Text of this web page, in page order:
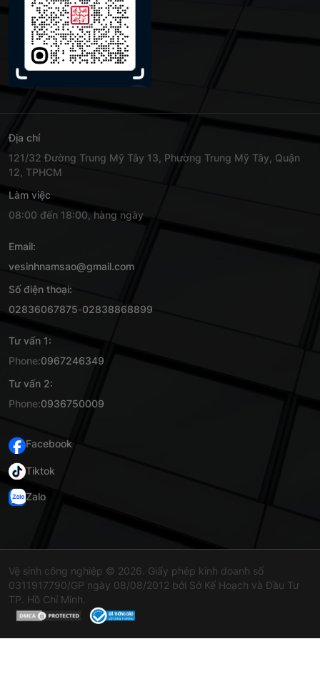
Địa chỉ
121/32 Đường Trung Mỹ Tây 13, Phường Trung Mỹ Tây, Quận
12, TPHCM
Làm việc
08:00 đến 18:00, hàng ngày
Email:
vesinhnamsao@gmail.com
Số điện thoại:
02836067875-02838868899
Tư vấn 1:
Phone:0967246349
Tư vấn 2:
Phone:0936750009
Facebook
Tiktok
Zalo
Vệ sinh công nghiệp © 2026. Giấy phép kinh doanh số
0311917790/GP ngày 08/08/2012 bởi Sở Kế Hoạch và Đầu Tư
TP. Hồ Chí Minh.